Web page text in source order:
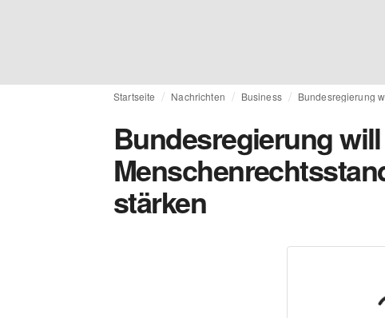
Startseite Nachrichten Business Bundesregierung
Bundesregierung will
stärken